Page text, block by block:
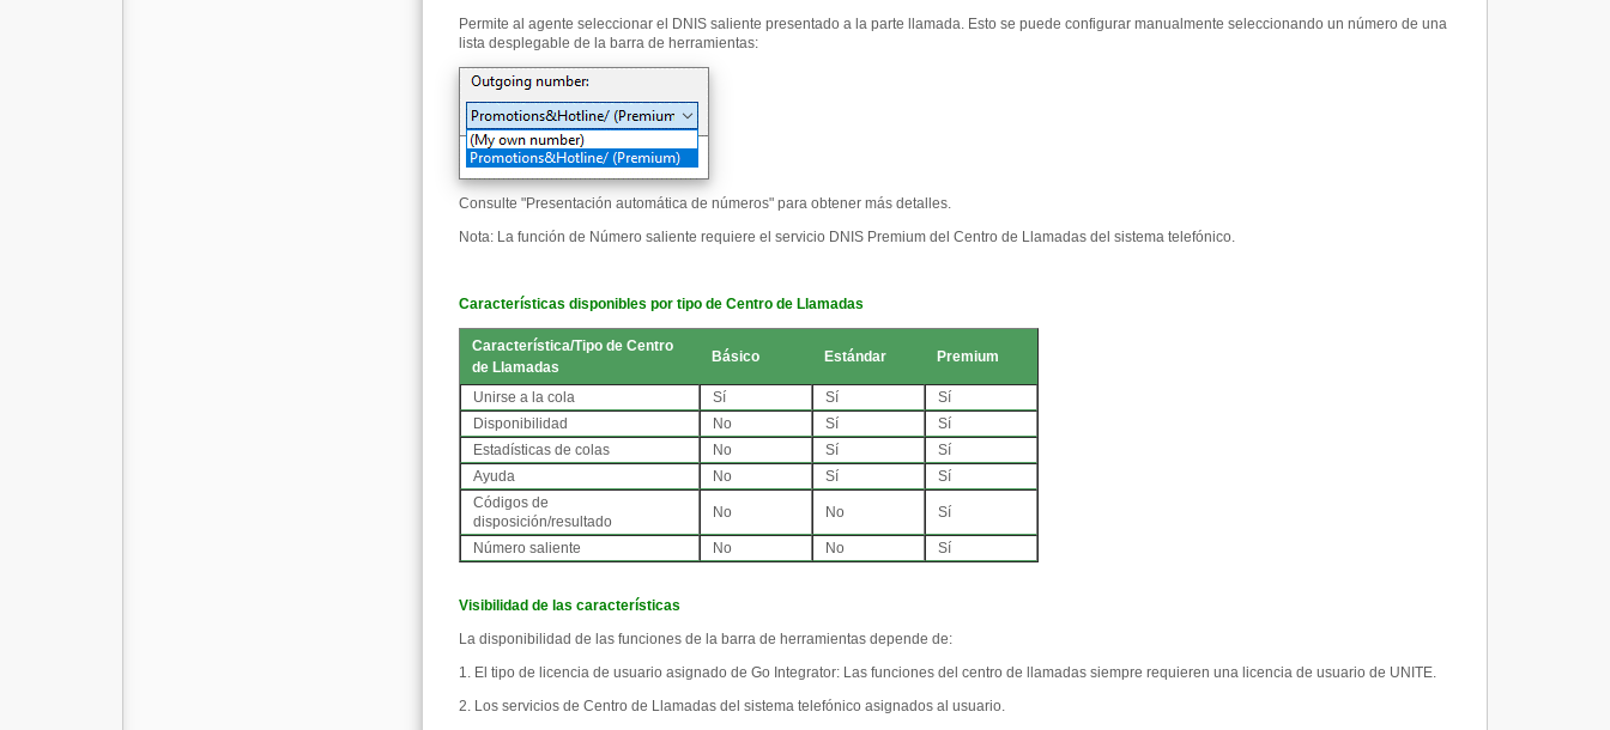
Permite al agente seleccionar el DNIS saliente presentado a la parte llamada. Esto se puede configurar manualmente seleccionando un número de una
lista desplegable de la barra de herramientas:
Consulte "Presentación automática de números" para obtener más detalles.
Nota: La función de Número saliente requiere el servicio DNIS Premium del Centro de Llamadas del sistema telefónico.
Características disponibles por tipo de Centro de Llamadas
Característica/Tipo de Centro
de Llamadas
Básico Estándar Premium
Unirse a la cola Sí Sí
Sí
Disponibilidad
No Sí
Sí
Estadísticas de colas
No Sí
Sí
Ayuda
No Sí
Sí
Códigos de
disposición/resultado
No No Sí
Número saliente No No Sí
Visibilidad de las características
La disponibilidad de las funciones de la barra de herramientas depende de:
1. El tipo de licencia de usuario asignado de Go Integrator: Las funciones del centro de llamadas siempre requieren una licencia de usuario de UNITE.
2. Los servicios de Centro de Llamadas del sistema telefónico asignados al usuario.